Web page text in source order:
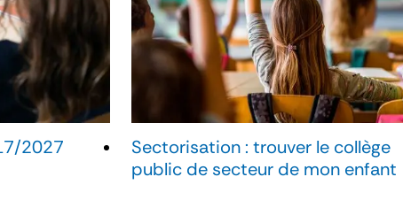
2027
Sectorisation : trouver le collège
public de secteur de mon enfant